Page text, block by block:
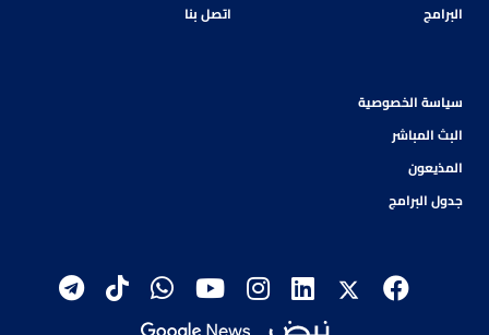
البرامج
اتصل بنا
سياسة الخصوصية
البث المباشر
المذيعون
جدول البرامج